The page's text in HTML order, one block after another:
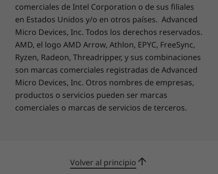
comerciales de Intel Corporation o de sus filiales
en Estados Unidos y/o en otros países. Advanced
Micro Devices, Inc. Todos los derechos reservados.
AMD, el logo AMD Arrow, Athlon, EPYC, FreeSync,
Ryzen, Radeon, Threadripper, y sus combinaciones
son marcas comerciales registradas de Advanced
Micro Devices, Inc. Otros nombres de empresas,
productos o servicios pueden ser marcas
comerciales o marcas de servicios de terceros.
Volver al principio